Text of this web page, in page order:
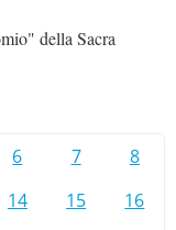
della Sacra
6 7
8
14 15
16